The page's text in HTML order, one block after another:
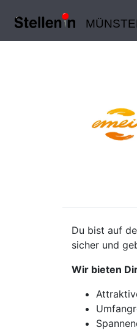
Du bist auf
sicher und
Wir bieten